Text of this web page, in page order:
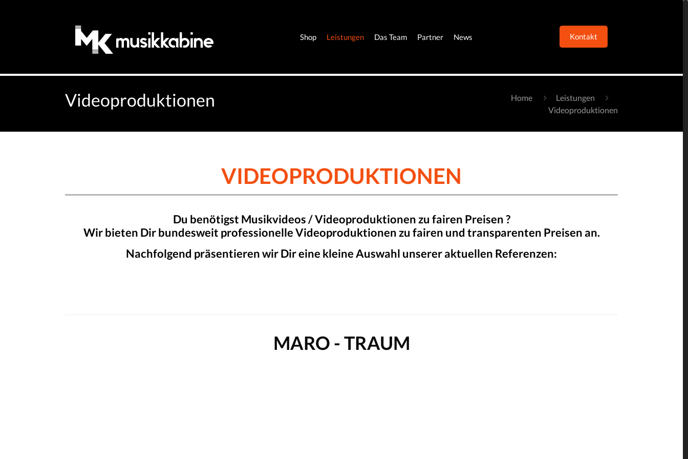
Shop Leistungen Das Team Partner News Kontakt
Videoproduktionen Home
Leistungen
Videoproduktionen
VIDEOPRODUKTIONEN
Du benötigst Musikvideos / Videoproduktionen zu fairen Preisen ?
Wir bieten Dir bundesweit professionelle Videoproduktionen zu fairen und transparenten Preisen an.
Nachfolgend präsentieren wir Dir eine kleine Auswahl unserer aktuellen Referenzen:
MARO - TRAUM